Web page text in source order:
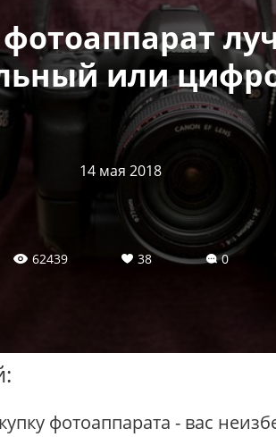
или
14 мая 2018
62439 38 0
фотоаппарата - вас